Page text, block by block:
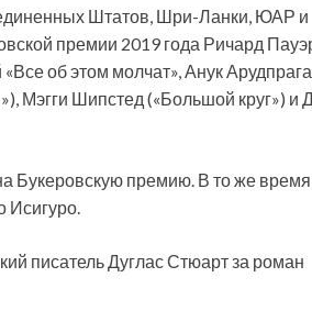
Штатов, Шри-Ланки, ЮАР и
премии 2019 года Ричард
об этом молчат», Анук
Мэгги Шипстед («Большой круг») и
Букеровскую премию. В то же
Исигуро.
писатель Дуглас Стюарт за роман